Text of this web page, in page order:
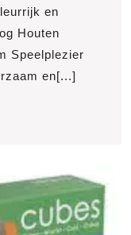
en
Houten
Speelplezier
en[...]